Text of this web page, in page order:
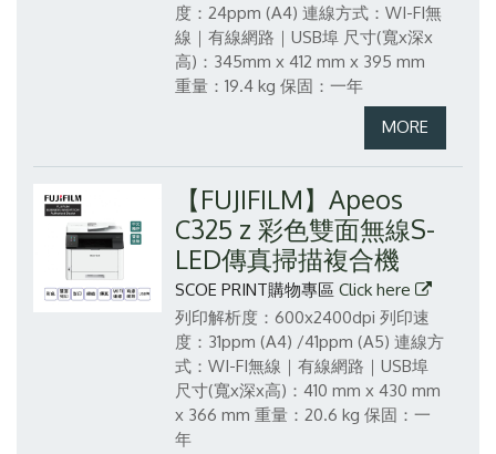
度：24ppm (A4) 連線方式：WI-FI無
線｜有線網路｜USB埠 尺寸(寬x深x
高)：345mm x 412 mm x 395 mm
重量：19.4 kg 保固：一年
【FUJIFILM】Apeos
C325 z 彩色雙面無線S-
LED傳真掃描複合機
SCOE PRINT購物專區 Click here
列印解析度：600x2400dpi 列印速
度：31ppm (A4) /41ppm (A5) 連線方
式：WI-FI無線｜有線網路｜USB埠
尺寸(寬x深x高)：410 mm x 430 mm
x 366 mm 重量：20.6 kg 保固：一
年